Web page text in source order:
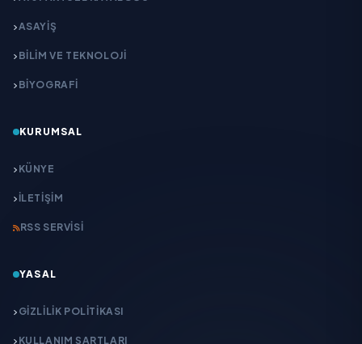
ASAYİŞ
BİLİM VE TEKNOLOJİ
BİYOGRAFİ
KURUMSAL
KÜNYE
İLETIŞIM
RSS SERVISI
YASAL
GIZLILIK POLITIKASI
KULLANIM ŞARTLARI